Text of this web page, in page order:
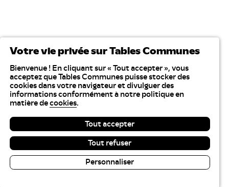
Votre vie privée sur Tables Communes
Bienvenue ! En cliquant sur « Tout accepter », vous
acceptez que Tables Communes puisse stocker des
cookies dans votre navigateur et divulguer des
informations conformément à notre politique en
matière de cookies.
Tout accepter
Tout refuser
Personnaliser